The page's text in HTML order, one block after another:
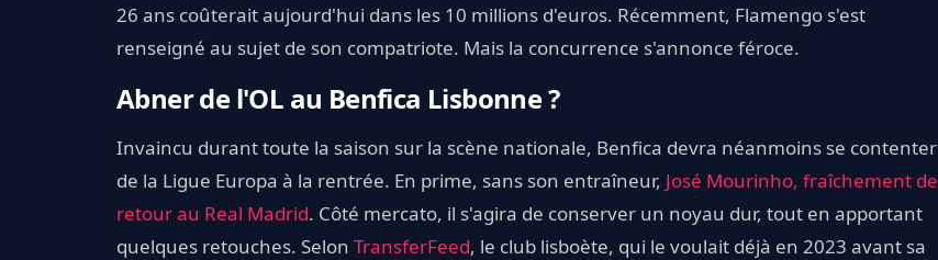
26 ans coûterait aujourd'hui dans les 10 millions d'euros. Récemment, Flamengo s'est
renseigné au sujet de son compatriote. Mais la concurrence s'annonce féroce.
Abner de l'OL au Benfica Lisbonne ?
Invaincu durant toute la saison sur la scène nationale, Benfica devra néanmoins se contenter
de la Ligue Europa à la rentrée. En prime, sans son entraîneur, José Mourinho, fraîchement de
retour au Real Madrid. Côté mercato, il s'agira de conserver un noyau dur, tout en apportant
quelques retouches. Selon TransferFeed, le club lisboète, qui le voulait déjà en 2023 avant sa